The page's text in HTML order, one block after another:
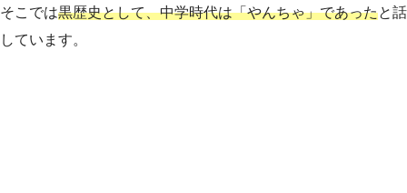
そこでは黒歴史として、中学時代は「やんちゃ」であったと話
しています。